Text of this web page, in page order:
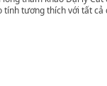
tính tương thích với tất cả